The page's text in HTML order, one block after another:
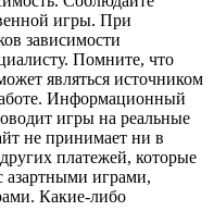
игры. При
зависимости
Помните, что
являться источником
Информационный
игры на реальные
не принимает ни в
платежей, которые
азартными играми,
Какие-либо